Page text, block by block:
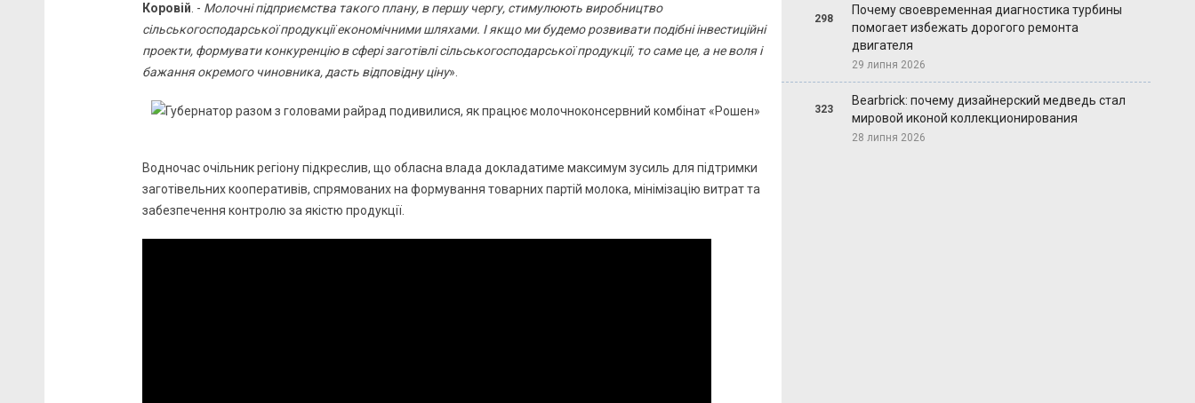
Коровій . - Молочні підприємства такого плану, в першу чергу, стимулюють виробництво
сільськогосподарської продукції економічними шляхами. І якщо ми будемо розвивати подібні інвестиційні
проекти, формувати конкуренцію в сфері заготівлі сільськогосподарської продукції, то саме це, а не воля і
бажання окремого чиновника, дасть відповідну ціну».
Водночас очільник регіону підкреслив, що обласна влада докладатиме максимум зусиль для підтримки
заготівельних кооперативів, спрямованих на формування товарних партій молока, мінімізацію витрат та
забезпечення контролю за якістю продукції.
298
Почему своевременная диагностика турбины
помогает избежать дорогого ремонта
двигателя
29 липня 2026
323
Bearbrick: почему дизайнерский медведь стал
мировой иконой коллекционирования
28 липня 2026